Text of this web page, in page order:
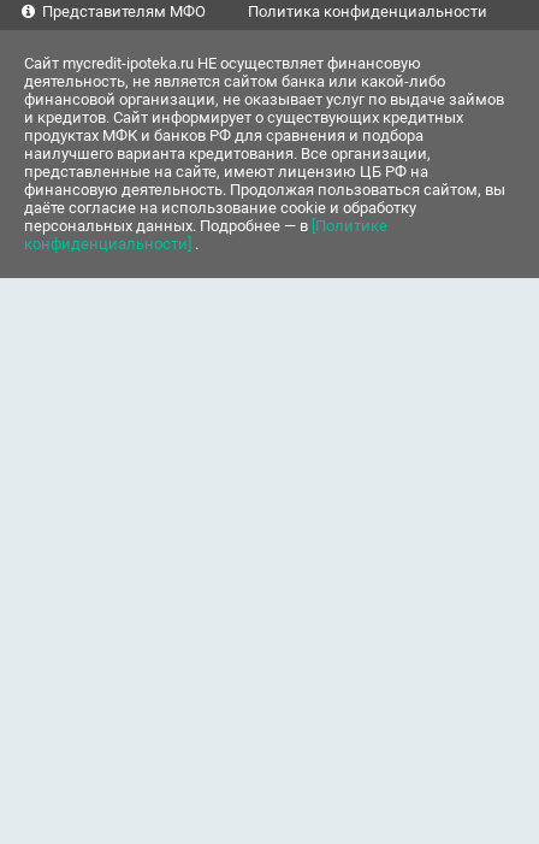
Представителям МФО
Политика конфиденциальности
Сайт mycredit-ipoteka.ru НЕ осуществляет финансовую
деятельность, не является сайтом банка или какой-либо
финансовой организации, не оказывает услуг по выдаче займов
и кредитов. Сайт информирует о существующих кредитных
продуктах МФК и банков РФ для сравнения и подбора
наилучшего варианта кредитования. Все организации,
представленные на сайте, имеют лицензию ЦБ РФ на
финансовую деятельность. Продолжая пользоваться сайтом, вы
даёте согласие на использование cookie и обработку
персональных данных. Подробнее — в [Политике
конфиденциальности] .